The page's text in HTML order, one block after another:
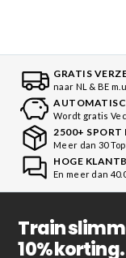
GRATIS
naar NL & BE
Wordt gratis
2500+ SPORT
Meer dan 30
HOGE
En meer dan
Train
10% korting.